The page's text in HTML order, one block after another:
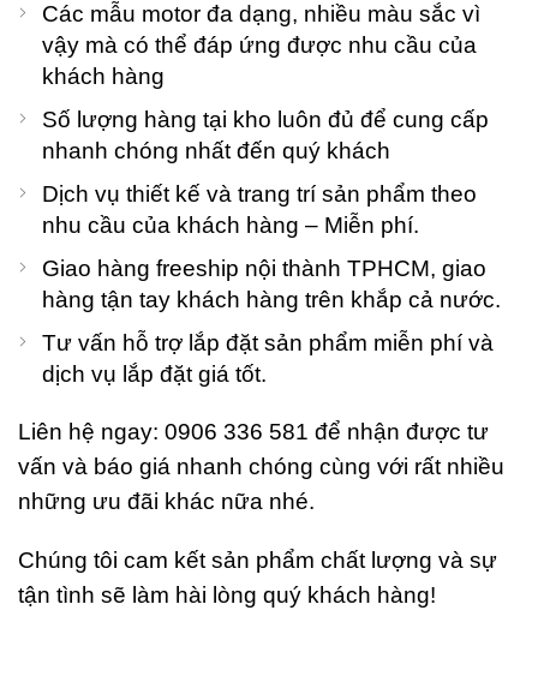
Các mẫu motor đa dạng, nhiều màu sắc vì
vậy mà có thể đáp ứng được nhu cầu của
khách hàng
Số lượng hàng tại kho luôn đủ để cung cấp
nhanh chóng nhất đến quý khách
Dịch vụ thiết kế và trang trí sản phẩm theo
nhu cầu của khách hàng – Miễn phí.
Giao hàng freeship nội thành TPHCM, giao
hàng tận tay khách hàng trên khắp cả nước.
Tư vấn hỗ trợ lắp đặt sản phẩm miễn phí và
dịch vụ lắp đặt giá tốt.
Liên hệ ngay: 0906 336 581 để nhận được tư
vấn và báo giá nhanh chóng cùng với rất nhiều
những ưu đãi khác nữa nhé.
Chúng tôi cam kết sản phẩm chất lượng và sự
tận tình sẽ làm hài lòng quý khách hàng!